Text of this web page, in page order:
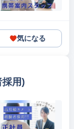
気になる
採用)